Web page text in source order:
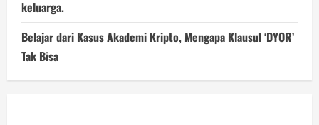
keluarga.
Belajar dari Kasus Akademi Kripto, Mengapa Klausul ‘DYOR’
Tak Bisa